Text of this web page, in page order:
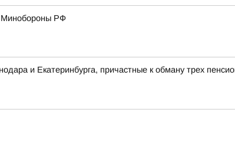
Минобороны РФ
и Екатеринбурга, причастные к обману трех